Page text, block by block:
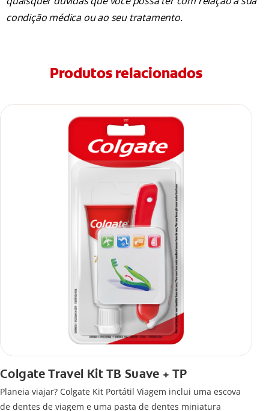
condição médica ou ao seu tratamento.
Produtos relacionados
Colgate Travel Kit TB Suave + TP
Planeia viajar? Colgate Kit Portátil Viagem inclui uma escova
de dentes de viagem e uma pasta de dentes miniatura